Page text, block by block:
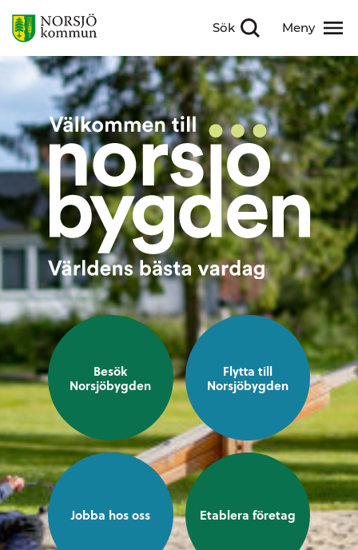
Sök
Visa sökfält Meny
Visa meny
Välkommen till
Besök
Norsjöbygden
Flytta till
Norsjöbygden
Jobba hos oss Etablera företag